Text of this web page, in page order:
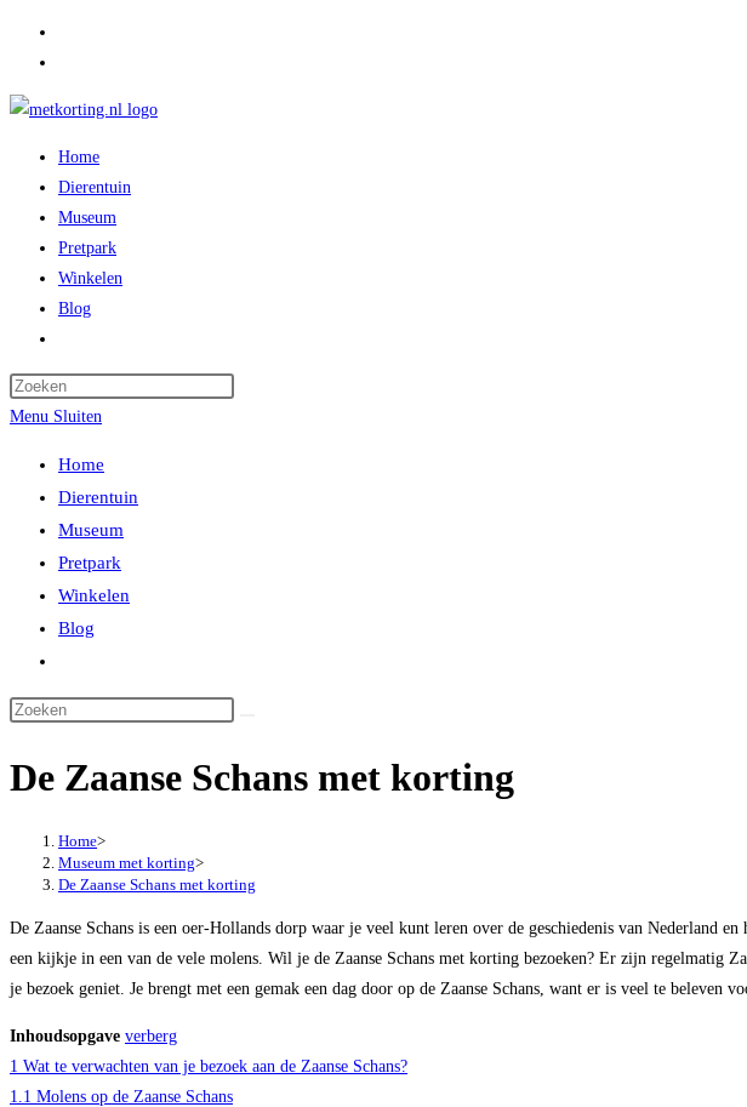
inhoud
Home
Dierentuin
Museum
Pretpark
Winkelen
Blog
zoeken
Menu Sluiten
Home
Dierentuin
Museum
Pretpark
Winkelen
Blog
zoeken
De Zaanse Schans met korting
Home>
Museum met korting>
De Zaanse Schans met korting
De Zaanse Schans is een oer-Hollands dorp waar je veel kunt leren over de geschiedenis van Nederland
een kijkje in een van de vele molens. Wil je de Zaanse Schans met korting bezoeken? Er zijn regelmatig
je bezoek geniet. Je brengt met een gemak een dag door op de Zaanse Schans, want er is veel te beleven
Inhoudsopgave verberg
1 Wat te verwachten van je bezoek aan de Zaanse Schans?
1.1 Molens op de Zaanse Schans